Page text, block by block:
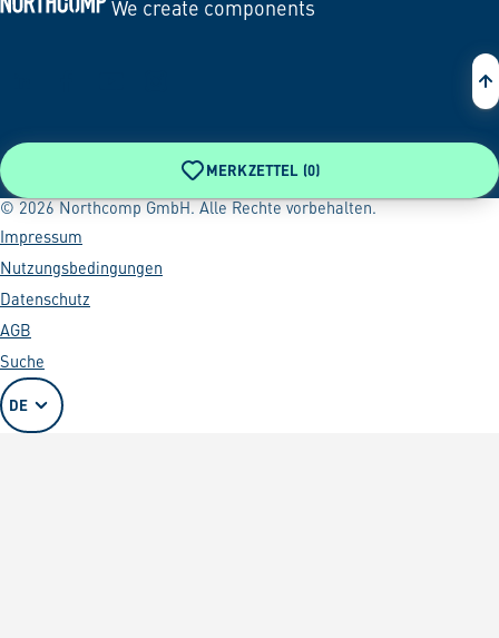
We create components
MERKZETTEL (0)
© 2026 Northcomp GmbH. Alle Rechte vorbehalten.
Impressum
Nutzungsbedingungen
Datenschutz
AGB
Suche
DE